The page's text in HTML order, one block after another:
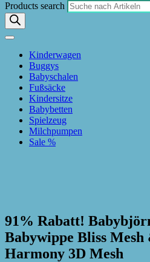
Products search
Kinderwagen
Buggys
Babyschalen
Fußsäcke
Kindersitze
Babybetten
Spielzeug
Milchpumpen
Sale %
91% Rabatt!
Babywippe Bliss
Harmony 3D Mesh